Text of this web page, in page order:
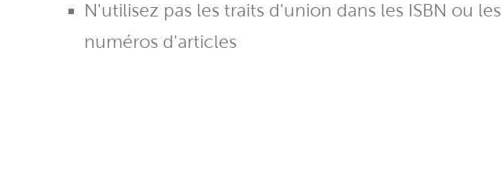
N'utilisez pas les traits d'union dans les ISBN ou les
numéros d'articles